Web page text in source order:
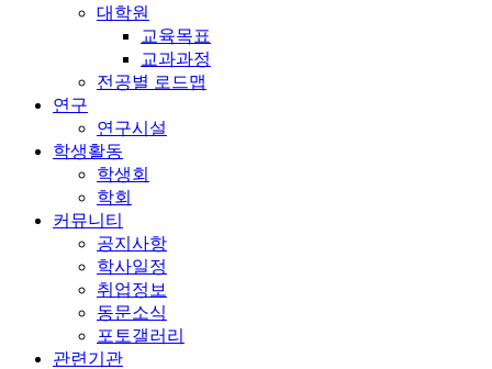
대학원
교육목표
교과과정
전공별 로드맵
연구
연구시설
학생활동
학생회
학회
커뮤니티
공지사항
학사일정
취업정보
동문소식
포토갤러리
관련기관